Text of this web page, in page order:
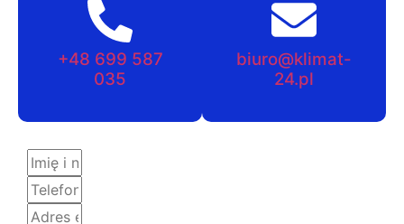
+48 699 587
035
biuro@klimat-
24.pl